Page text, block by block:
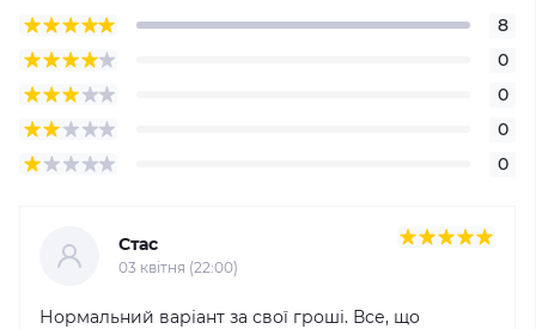
8
0
0
0
0
Стас
03 квітня (22:00)
Нормальний варіант за свої гроші. Все, що